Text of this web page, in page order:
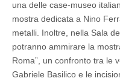
una delle case-museo
mostra dedicata a Nino
metalli. Inoltre, nella Sala
potranno ammirare la
Roma”, un confronto tra le
Gabriele Basilico e le